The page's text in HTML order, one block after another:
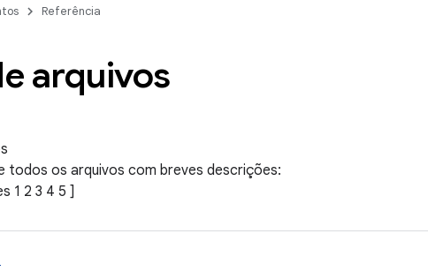
Referência
arquivos
todos os arquivos com breves descrições:
1 2 3 4 5 ]